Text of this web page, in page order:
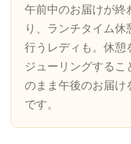
午前中のお届けが終
り、ランチタイム
行うレディも。休憩
ジューリングする
のまま午後のお届け
です。